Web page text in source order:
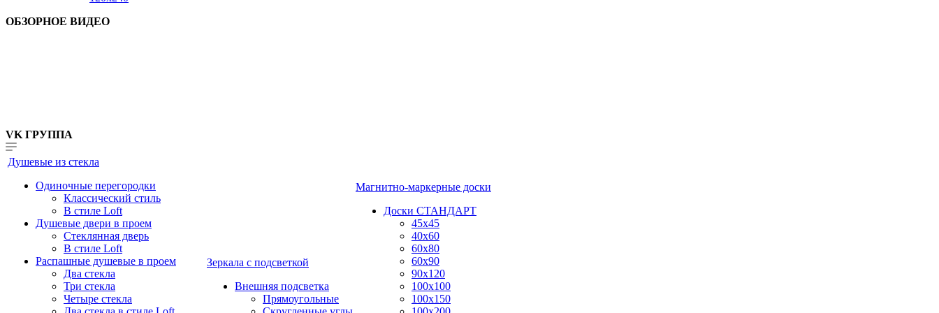
ОБЗОРНОЕ ВИДЕО
VK ГРУППА
Душевые из стекла
Одиночные перегородки
Классический стиль
В стиле Loft
Душевые двери в проем
Стеклянная дверь
В стиле Loft
Распашные душевые в проем
Два стекла
Три стекла
Четыре стекла
Зеркала с подсветкой
Внешняя подсветка
Прямоугольные
Магнитно-маркерные доски
Доски СТАНДАРТ
45x45
40x60
60x80
60x90
90x120
100x100
100x150